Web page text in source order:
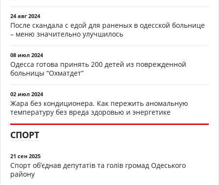
24 авг 2024
После скандала с едой для раненых в одесской больнице
– меню значительно улучшилось
08 июл 2024
Одесса готова принять 200 детей из поврежденной
больницы “Охматдет”
02 июл 2024
Жара без кондиционера. Как пережить аномальную
температуру без вреда здоровью и энергетике
СПОРТ
21 сен 2025
Спорт об’єднав депутатів та голів громад Одеського
району